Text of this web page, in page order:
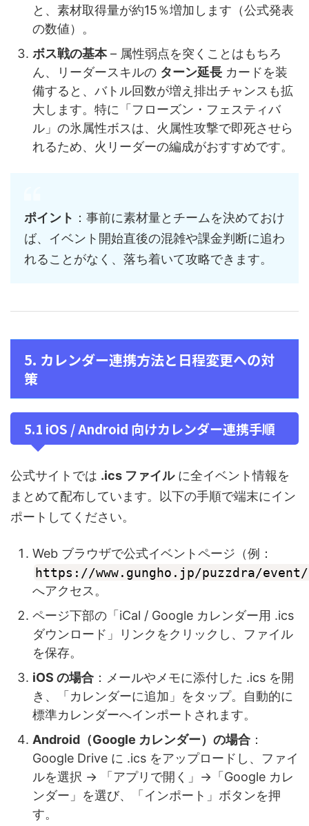
と、素材取得量が約15％増加します（公式発表
の数値）。
ボス戦の基本– 属性弱点を突くことはもちろ
ん、リーダースキルの ターン延長 カードを装
備すると、バトル回数が増え排出チャンスも拡
大します。特に「フローズン・フェスティバ
ル」の氷属性ボスは、火属性攻撃で即死させら
れるため、火リーダーの編成がおすすめです。
ポイント ：事前に素材量とチームを決めておけ
ば、イベント開始直後の混雑や課金判断に追わ
れることがなく、落ち着いて攻略できます。
5. カレンダー連携方法と日程変更への対
策
5.1 iOS / Android 向けカレンダー連携手順
公式サイトでは .ics ファイルに全イベント情報を
まとめて配布しています。以下の手順で端末にイン
ポートしてください。
Web ブラウザで公式イベントページ（例：
https://www.gungho.jp/puzzdra/
へアクセス。
ページ下部の「iCal / Google カレンダー用 .ics
ダウンロード」リンクをクリックし、ファイル
を保存。
iOS の場合 ：メールやメモに添付した .ics を開
き、「カレンダーに追加」をタップ。自動的に
標準カレンダーへインポートされます。
Android（Google カレンダー）の場合 ：
Google Drive に .ics をアップロードし、ファイ
ルを選択 → 「アプリで開く」→「Google カレ
ンダー」を選び、「インポート」ボタンを押
す。